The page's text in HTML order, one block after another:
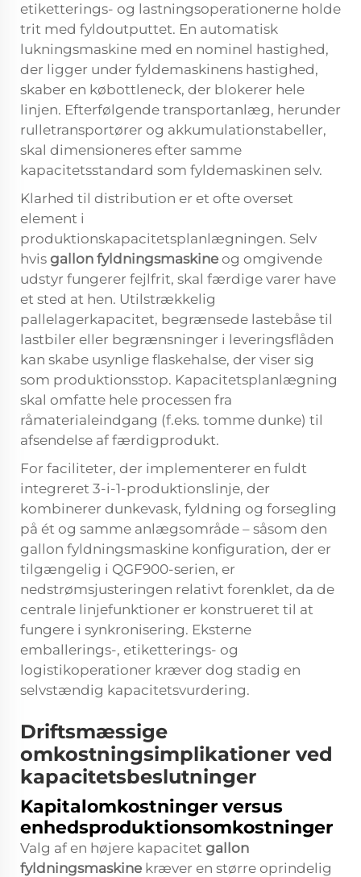
etiketterings- og lastningsoperationerne holde
trit med fyldoutputtet. En automatisk
lukningsmaskine med en nominel hastighed,
der ligger under fyldemaskinens hastighed,
skaber en købottleneck, der blokerer hele
linjen. Efterfølgende transportanlæg, herunder
rulletransportører og akkumulationstabeller,
skal dimensioneres efter samme
kapacitetsstandard som fyldemaskinen selv.
Klarhed til distribution er et ofte overset
element i
produktionskapacitetsplanlægningen. Selv
hvis gallon fyldningsmaskine og omgivende
udstyr fungerer fejlfrit, skal færdige varer have
et sted at hen. Utilstrækkelig
pallelagerkapacitet, begrænsede lastebåse til
lastbiler eller begrænsninger i leveringsflåden
kan skabe usynlige flaskehalse, der viser sig
som produktionsstop. Kapacitetsplanlægning
skal omfatte hele processen fra
råmaterialeindgang (f.eks. tomme dunke) til
afsendelse af færdigprodukt.
For faciliteter, der implementerer en fuldt
integreret 3-i-1-produktionslinje, der
kombinerer dunkevask, fyldning og forsegling
på ét og samme anlægsområde – såsom den
gallon fyldningsmaskine konfiguration, der er
tilgængelig i QGF900-serien, er
nedstrømsjusteringen relativt forenklet, da de
centrale linjefunktioner er konstrueret til at
fungere i synkronisering. Eksterne
emballerings-, etiketterings- og
logistikoperationer kræver dog stadig en
selvstændig kapacitetsvurdering.
Driftsmæssige
omkostningsimplikationer ved
kapacitetsbeslutninger
Kapitalomkostninger versus
enhedsproduktionsomkostninger
Valg af en højere kapacitet gallon
fyldningsmaskine kræver en større oprindelig